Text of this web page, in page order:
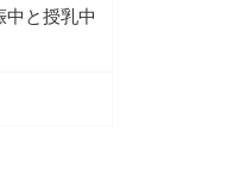
中と授乳中